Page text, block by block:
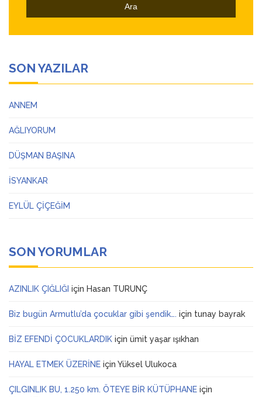
SON YAZILAR
ANNEM
AĞLIYORUM
DÜŞMAN BAŞINA
İSYANKAR
EYLÜL ÇİÇEĞİM
SON YORUMLAR
AZINLIK ÇIĞLIĞI için Hasan TURUNÇ
Biz bugün Armutlu’da çocuklar gibi şendik…. için tunay bayrak
BİZ EFENDİ ÇOCUKLARDIK için ümit yaşar ışıkhan
HAYAL ETMEK ÜZERİNE için Yüksel Ulukoca
ÇILGINLIK BU, 1.250 km. ÖTEYE BİR KÜTÜPHANE için